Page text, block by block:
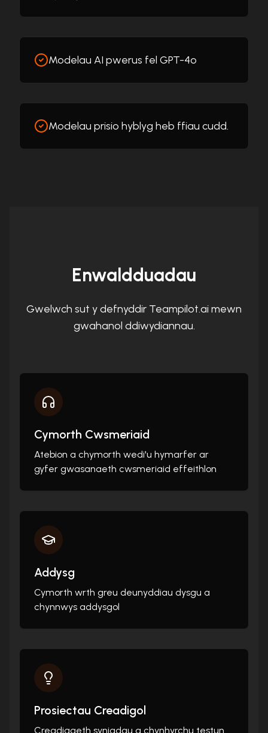
Modelau AI pwerus fel GPT-4o
Modelau prisio hyblyg heb ffiau cudd.
Enwaldduadau
Gwelwch sut y defnyddir Teampilot.ai mewn
gwahanol ddiwydiannau.
Cymorth Cwsmeriaid
Atebion a chymorth wedi'u hymarfer ar
gyfer gwasanaeth cwsmeriaid effeithlon
Addysg
Cymorth wrth greu deunyddiau dysgu a
chynnwys addysgol
Prosiectau Creadigol
Creadigaeth syniadau a chynhyrchu testun